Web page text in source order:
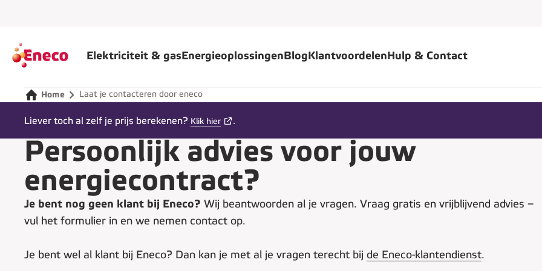
Elektriciteit & gas Energieoplossingen Blog Klantvoordelen Hulp & Contact
Home Laat je contacteren door eneco
Liever toch al zelf je prijs berekenen? Klik hier .
Persoonlijk advies voor jouw
energiecontract?
Je bent nog geen klant bij Eneco? Wij beantwoorden al je vragen. Vraag gratis en vrijblijvend advies –
vul het formulier in en we nemen contact op.
Je bent wel al klant bij Eneco? Dan kan je met al je vragen terecht bij de Eneco-klantendienst.